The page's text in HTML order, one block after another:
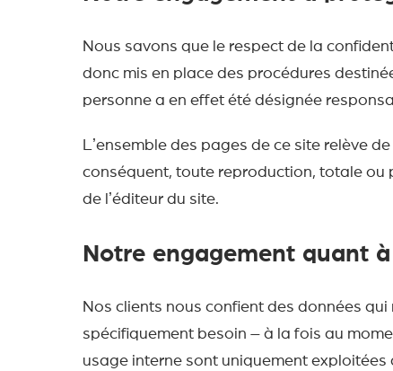
Nous savons que le respect de la
donc mis en place des procédures
personne a en effet été désignée
Lʼensemble des pages de ce site relève
conséquent, toute reproduction, totale ou
de lʼéditeur du site.
Notre engagement quant
Nos clients nous confient des données
spécifiquement besoin – à la fois au
usage interne sont uniquement